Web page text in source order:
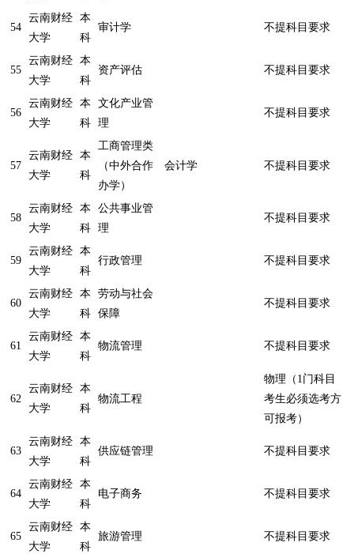
54
云南财经
大学
本
科
审计学 不提科目要求
55
云南财经
大学
本
科
资产评估 不提科目要求
56
云南财经
大学
本
科
文化产业管
理
不提科目要求
57
云南财经
大学
本
科
工商管理类
（中外合作
办学）
会计学 不提科目要求
58
云南财经
大学
本
科
公共事业管
理
不提科目要求
59
云南财经
大学
本
科
行政管理 不提科目要求
60
云南财经
大学
本
科
劳动与社会
保障
不提科目要求
61
云南财经
大学
本
科
物流管理 不提科目要求
62
云南财经
大学
本
科
物流工程
物理（1门科目
考生必须选考方
可报考）
63
云南财经
大学
本
科
供应链管理 不提科目要求
64
云南财经
大学
本
科
电子商务 不提科目要求
65
云南财经
大学
本
科
旅游管理 不提科目要求